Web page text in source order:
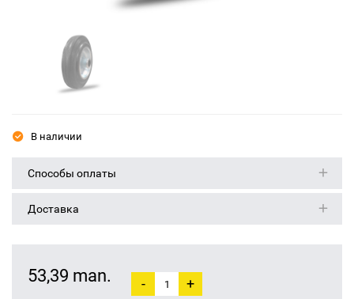
В наличии
Способы оплаты
Доставка
53,39 man. - +